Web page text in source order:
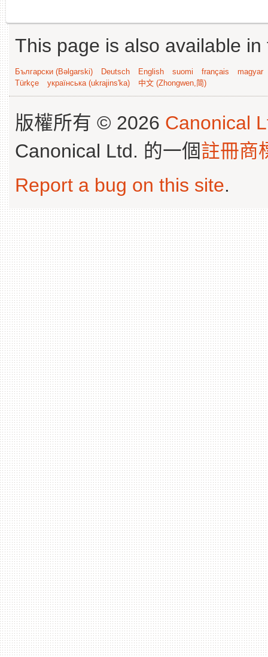
This page is also available
Български (Bəlgarski) Deutsch English suomi français
magyar
Türkçe
українська (ukrajins'ka) 中文 (Zhongwen,简)
版權所有 © 2026 Canonical
Canonical Ltd. 的一個註冊商
Report a bug on this site.